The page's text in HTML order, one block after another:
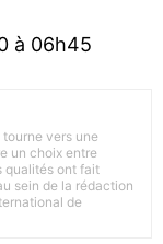
à 06h45
tourne vers une
un choix entre
qualités ont fait
sein de la rédaction
de